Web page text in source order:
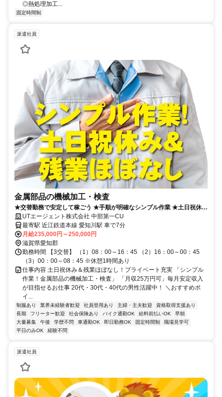
◎熱処理加工...
固定時間制
派遣社員
金属部品の機械加工・検査
★交替勤務で安定して稼ごう ★手順が明確なシンプル作業 ★土日祝休み
＆残業ほぼなし
UTエージェント株式会社 中部第一CU
最寄駅 近江鉄道本線 愛知川駅 車で7分
月給235,000円～250,000円
滋賀県愛知郡
勤務時間 【3交替】 （1）08：00～16：45 （2）16：00～00：45
（3）00：00～08：45 ※休憩1時間あり
仕事内容 土日祝休み＆残業ほぼなし！プライベート充実 「シンプル
作業！金属部品の機械加工・検査」 「月収25万円可」毎月安定収入
が目指せるお仕事 20代・30代・40代の男性活躍中！ ＼おすすめポ
イ...
制服あり 業界未経験者歓迎 社員登用あり 主婦・主夫歓迎
資格取得支援あり
長期
フリーター歓迎 社会保険あり バイク通勤OK 給料前払いOK
早朝
大量募集
午後 学歴不問 車通勤OK 即日勤務OK 固定時間制
職場見学可
平日のみOK
経験不問
派遣社員